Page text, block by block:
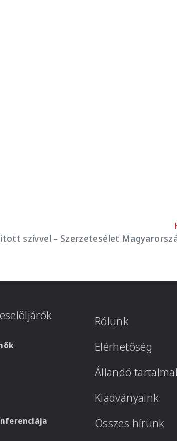
szívvel – Szerzetesélet
Rólunk
Elérhetőség
Állandó
Kiadványaink
Összes hírünk